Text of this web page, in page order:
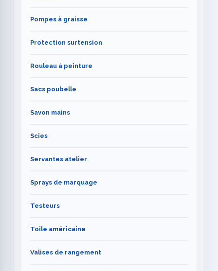
Pompes à graisse
Protection surtension
Rouleau à peinture
Sacs poubelle
Savon mains
Scies
Servantes atelier
Sprays de marquage
Testeurs
Toile américaine
Valises de rangement